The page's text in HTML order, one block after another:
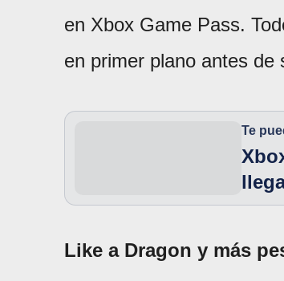
en Xbox Game Pass.
en primer plano antes de
Te
Like a Dragon y más